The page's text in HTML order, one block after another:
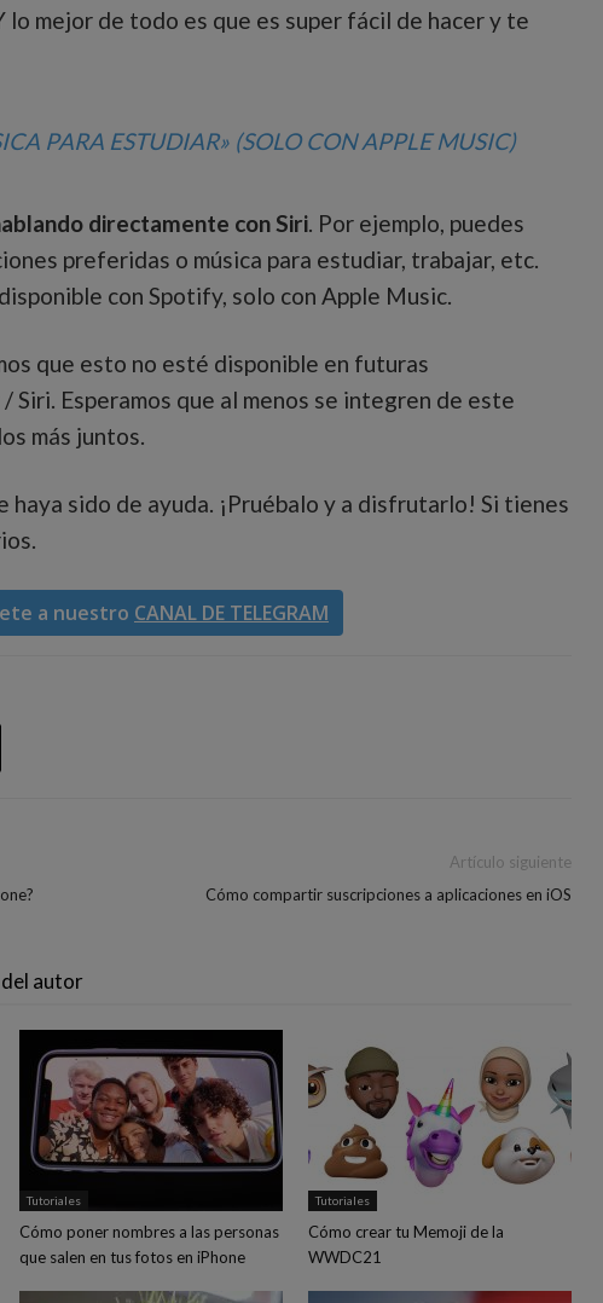
lo mejor de todo es que es super fácil de hacer y te
PARA ESTUDIAR» (SOLO CON APPLE MUSIC)
directamente con Siri. Por ejemplo, puedes
preferidas o música para estudiar, trabajar, etc.
con Spotify, solo con Apple Music.
que esto no esté disponible en futuras
Siri. Esperamos que al menos se integren de este
más juntos.
haya sido de ayuda. ¡Pruébalo y a disfrutarlo! Si tienes
a nuestro CANAL DE TELEGRAM
Artículo siguiente
Cómo compartir suscripciones a aplicaciones en iOS
autor
Tutoriales
Cómo poner nombres a las personas
que salen en tus fotos en iPhone
Tutoriales
Cómo crear tu Memoji de la
WWDC21